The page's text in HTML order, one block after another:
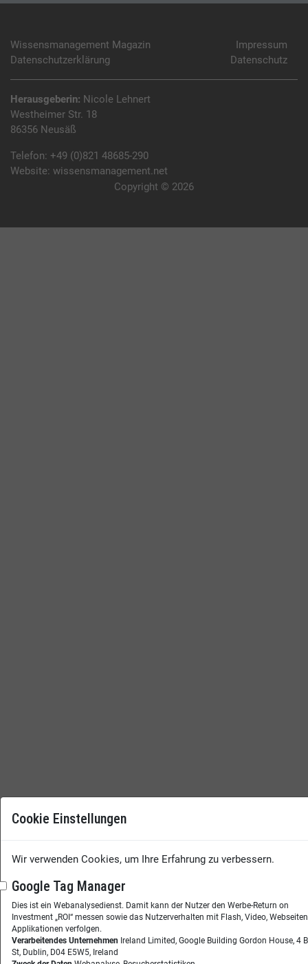
Wissensmanagement Magazin
Impressum
Datenschutzerklärung
Datenschutz
Herausgeberin: Nicole Lehnert
Westheimer Str. 18
86356 Neusäß
Telefon: +49 (0)821 48685-290
Website: wissensmanagement.net
Copyright © 2026
Cookie Einstellungen
Wir verwenden Cookies, um Ihre Erfahrung zu verbessern.
Google Tag Manager
Dies ist ein Webanalysedienst. Damit kann der Nutzer den Werbe-Return on
Investment „ROI“ messen sowie das Nutzerverhalten mit Flash, Video,
Applikationen verfolgen.
Verarbeitendes Unternehmen Ireland Limited, Google Building Gordon House, 4
St, Dublin, D04 E5W5, Ireland